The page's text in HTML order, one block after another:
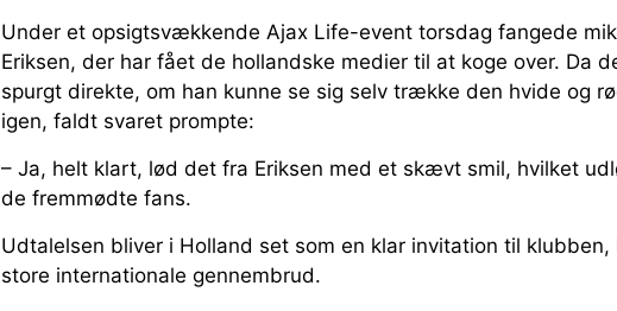
Under et opsigtsvækkende Ajax Life-event torsdag fangede
Eriksen, der har fået de hollandske medier til at koge over. Da
spurgt direkte, om han kunne se sig selv trække den hvide og
igen, faldt svaret prompte:
– Ja, helt klart, lød det fra Eriksen med et skævt smil, hvilket
de fremmødte fans.
Udtalelsen bliver i Holland set som en klar invitation til
store internationale gennembrud.